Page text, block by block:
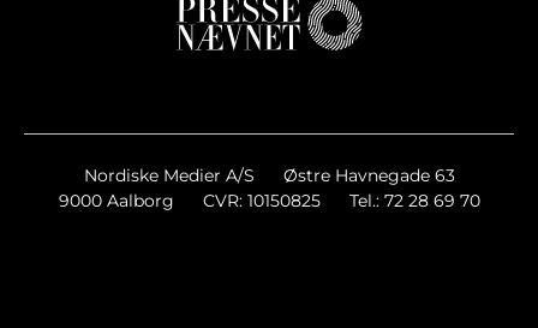
Nordiske Medier A/S
Østre Havnegade 63
9000 Aalborg
CVR: 10150825 Tel.: 72 28 69 70